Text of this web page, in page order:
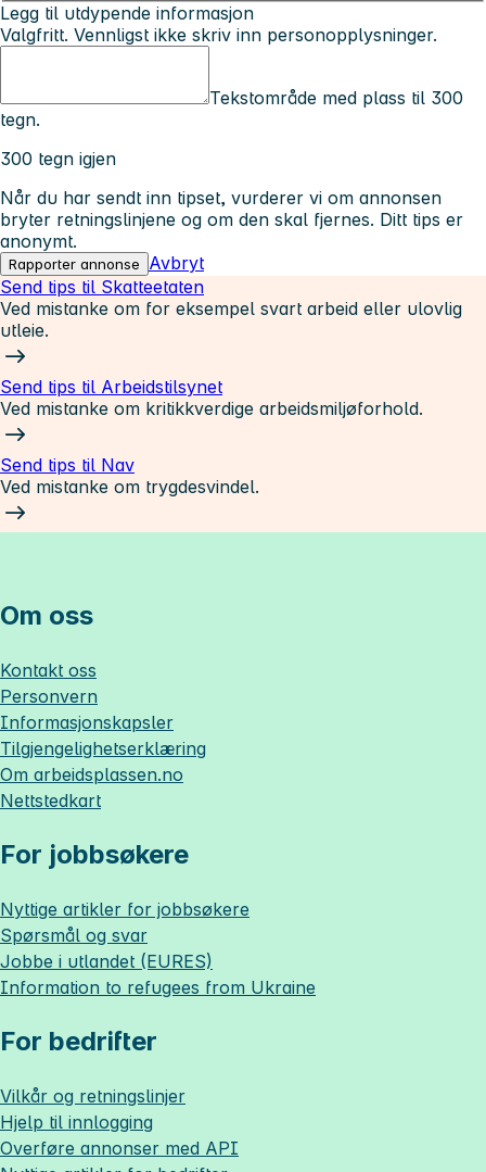
Legg til utdypende informasjon
Valgfritt. Vennligst ikke skriv inn personopplysninger.
Tekstområde med plass til 300
tegn.
300 tegn igjen
Når du har sendt inn tipset, vurderer vi om annonsen
bryter retningslinjene og om den skal fjernes. Ditt tips er
anonymt.
Rapporter annonse
Avbryt
Send tips til Skatteetaten
Ved mistanke om for eksempel svart arbeid eller ulovlig
utleie.
Send tips til Arbeidstilsynet
Ved mistanke om kritikkverdige arbeidsmiljøforhold.
Send tips til Nav
Ved mistanke om trygdesvindel.
Om oss
Kontakt oss
Personvern
Informasjonskapsler
Tilgjengelighetserklæring
Om arbeidsplassen.no
Nettstedkart
For jobbsøkere
Nyttige artikler for jobbsøkere
Spørsmål og svar
Jobbe i utlandet (EURES)
Information to refugees from Ukraine
For bedrifter
Vilkår og retningslinjer
Hjelp til innlogging
Overføre annonser med API